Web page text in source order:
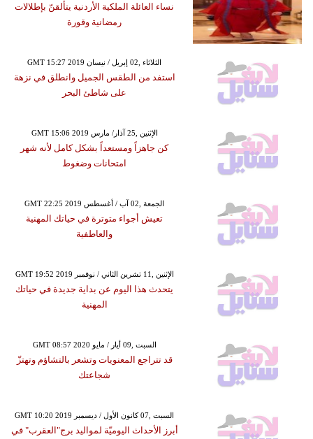
نساء العائلة الملكية الأردنية يتألقنّ بإطلالات
رمضانية وقورة
GMT 15:27 2019 الثلاثاء ,02 إبريل / نيسان
استفد من الطقس الجميل وانطلق في نزهة
على شاطئ البحر
GMT 15:06 2019 الإثنين ,25 آذار/ مارس
كن جاهزاً ومستعداً بشكل كامل لأنه شهر
امتحانات وضغوط
GMT 22:25 2019 الجمعة ,02 آب / أغسطس
تعيش أجواء متوترة في حياتك المهنية
والعاطفية
GMT 19:52 2019 الإثنين ,11 تشرين الثاني / نوفمبر
يتحدث هذا اليوم عن بداية جديدة في حياتك
المهنية
GMT 08:57 2020 السبت ,09 أيار / مايو
قد تتراجع المعنويات وتشعر بالتشاؤم وتهتزّ
شجاعتك
GMT 10:20 2019 السبت ,07 كانون الأول / ديسمبر
أبرز الأحداث اليوميّة لمواليد برج"العقرب" في